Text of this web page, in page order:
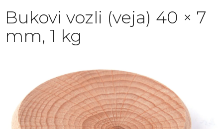
Bukovi vozli (veja) 40 × 7
mm, 1 kg